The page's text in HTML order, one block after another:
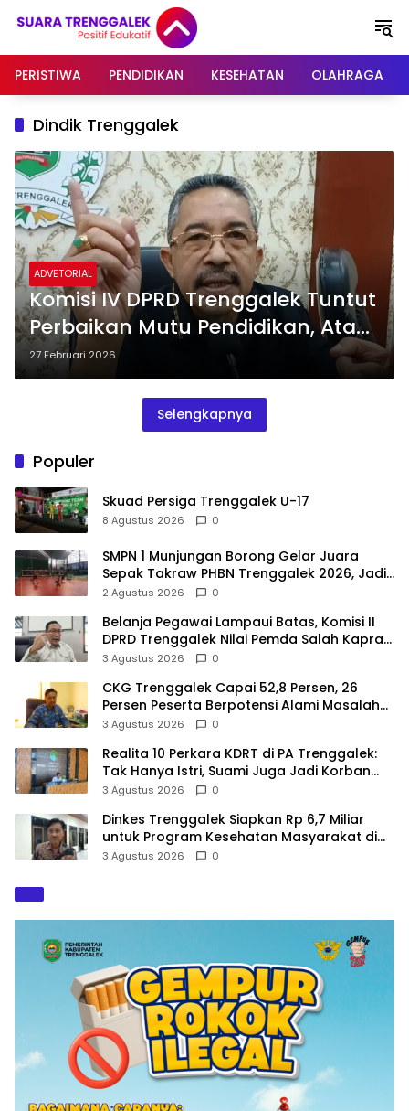
PERISTIWA
PENDIDIKAN KESEHATAN OLAHRAGA
Dindik Trenggalek
ADVETORIAL
Komisi IV DPRD Trenggalek Tuntut
Perbaikan Mutu Pendidikan, Atasi
Fenomena Kekurangan Siswa
27 Februari 2026
Selengkapnya
Populer
Skuad Persiga Trenggalek U-17
8 Agustus 2026 0
SMPN 1 Munjungan Borong Gelar Juara
Sepak Takraw PHBN Trenggalek 2026, Jadi
Modal Menuju POPDA Jatim
2 Agustus 2026 0
Belanja Pegawai Lampaui Batas, Komisi II
DPRD Trenggalek Nilai Pemda Salah Kaprah
dalam Perencanaan
3 Agustus 2026 0
CKG Trenggalek Capai 52,8 Persen, 26
Persen Peserta Berpotensi Alami Masalah
Kejiwaan
3 Agustus 2026 0
Realita 10 Perkara KDRT di PA Trenggalek:
Tak Hanya Istri, Suami Juga Jadi Korban
Kekerasan
3 Agustus 2026 0
Dinkes Trenggalek Siapkan Rp 6,7 Miliar
untuk Program Kesehatan Masyarakat di
2027
3 Agustus 2026 0